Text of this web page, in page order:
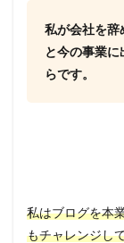
私が会社を辞
と今の事業
らです。
私はブログを本
もチャレンジし